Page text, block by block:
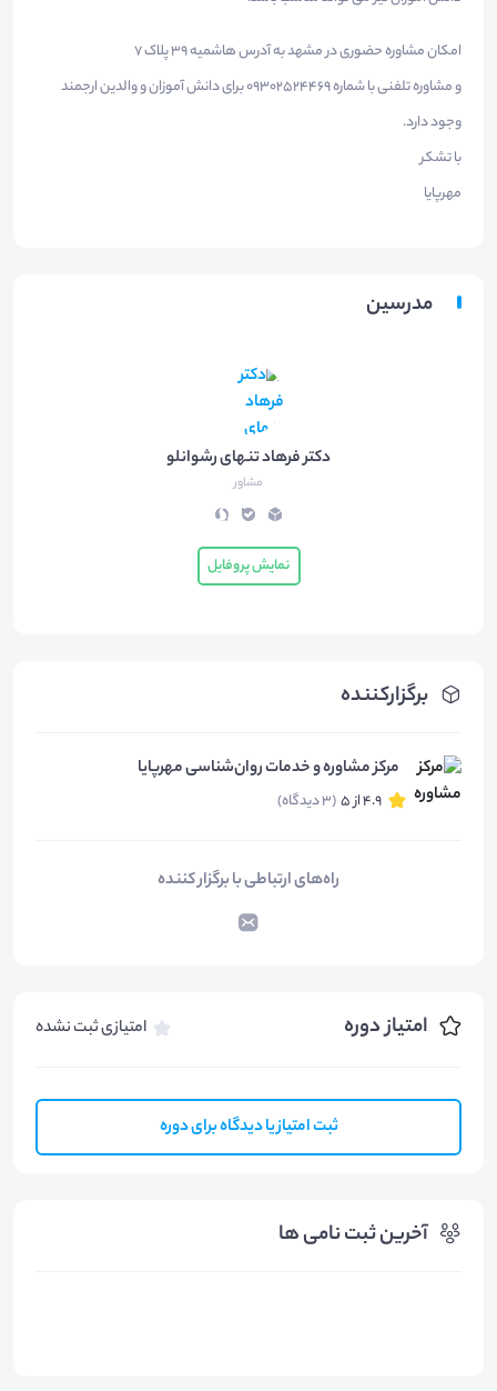
برگزارکننده
مرکز مشاوره و خدمات روان‌شناسی مهرپایا
4.9 از 5 (3 دیدگاه)
راه‌های ارتباطی با برگزار کننده
امتیاز دوره امتیازی ثبت نشده
ثبت امتیاز یا دیدگاه برای دوره
آخرین ثبت نامی ها
امکان مشاوره حضوری در مشهد به آدرس هاشمیه 39 پلاک 7
و مشاوره تلفنی با شماره 09302524469 برای دانش آموزان و والدین ارجمند
وجود دارد.
با تشکر
مهرپایا
مدرسین
دکتر فرهاد تنهای رشوانلو
مشاور
نمایش پروفایل